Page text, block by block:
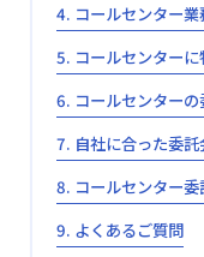
コールセンター
コールセンター
コールセンター
自社に合った委
コールセンター
よくあるご質問